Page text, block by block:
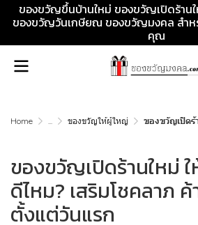
ของขวัญขึ้นบ้านใหม่ ของขวัญเปิดร้าน
ของขวัญวันเกษียณ ของขวัญมงคล สำ
คุณ
Home ... ของขวัญให้ผู้ใหญ่ ของขวัญเปิดร้านใหม่ ให้พระ
ของขวัญเปิดร้านใหม่
ดีไหม? เสริมโชคลาภ
ตั้งแต่วันแรก